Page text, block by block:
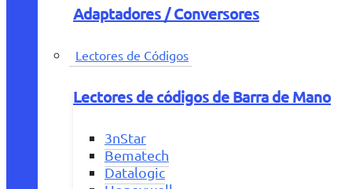
Adaptadores / Conversores
Lectores de Códigos
Lectores de códigos de Barra de Mano
3nStar
Bematech
Datalogic